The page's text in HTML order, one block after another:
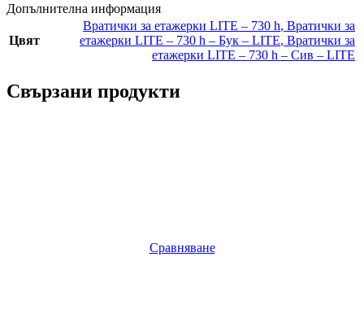
Допълнителна информация
Цвят
Вратички за етажерки LITE – 730 h, Вратички за
етажерки LITE – 730 h – Бук – LITE, Вратички за
етажерки LITE – 730 h – Сив – LITE
Свързани продукти
Сравняване